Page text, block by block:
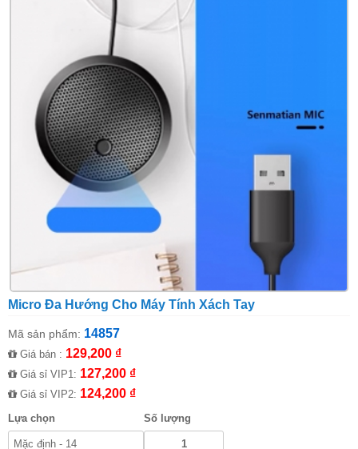
Micro Đa Hướng Cho Máy Tính Xách Tay
Mã sản phẩm: 14857
Giá bán : 129,200 ₫
Giá sỉ VIP1: 127,200 ₫
Giá sỉ VIP2: 124,200 ₫
Lựa chọn Số lượng